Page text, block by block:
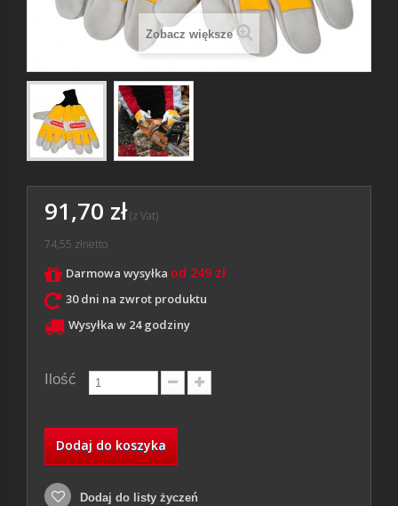
Zobacz większe
91,70 zł(z Vat)
74,55 złnetto
Darmowa wysyłka od 249 zł
30 dni na zwrot produktu
Wysyłka w 24 godziny
Ilość
Dodaj do koszyka
Dodaj do listy życzeń